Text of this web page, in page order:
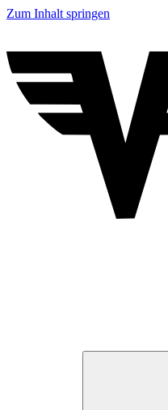
Zum Inhalt springen